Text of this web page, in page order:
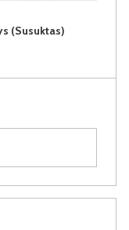
(Susuktas)